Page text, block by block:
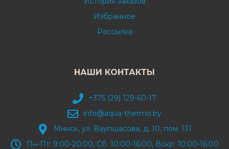
Избранное
Рассылка
НАШИ КОНТАКТЫ
+375 (29) 129-60-17
info@aqua-thermo.by
Минск, ул. Ваупшасова, д. 10, пом. 131
Пн-Пт: 9:00-20:00, Сб: 10:00-16:00, Вскр: 10:00-16:00